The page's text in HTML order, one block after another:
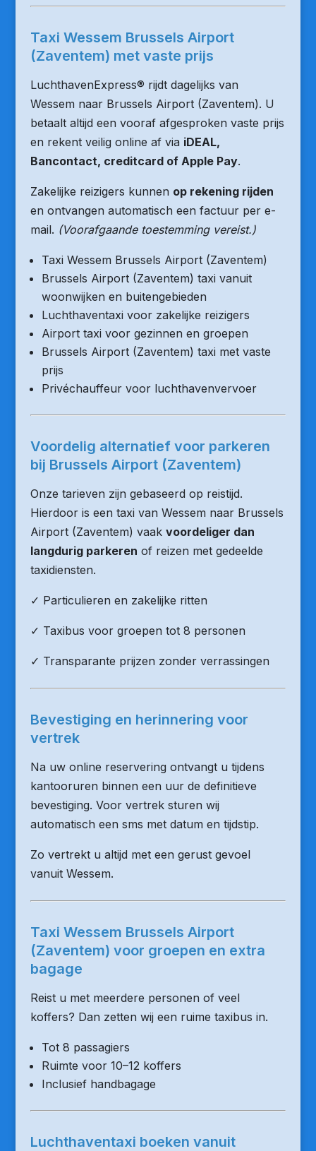
Taxi Wessem Brussels Airport
(Zaventem) met vaste prijs
LuchthavenExpress® rijdt dagelijks van
Wessem naar Brussels Airport (Zaventem). U
betaalt altijd een vooraf afgesproken vaste prijs
en rekent veilig online af via iDEAL,
Bancontact, creditcard of Apple Pay.
Zakelijke reizigers kunnen op rekening rijden
en ontvangen automatisch een factuur per e-
mail. (Voorafgaande toestemming vereist.)
Taxi Wessem Brussels Airport (Zaventem)
Brussels Airport (Zaventem) taxi vanuit
woonwijken en buitengebieden
Luchthaventaxi voor zakelijke reizigers
Airport taxi voor gezinnen en groepen
Brussels Airport (Zaventem) taxi met vaste
prijs
Privéchauffeur voor luchthavenvervoer
Voordelig alternatief voor parkeren
bij Brussels Airport (Zaventem)
Onze tarieven zijn gebaseerd op reistijd.
Hierdoor is een taxi van Wessem naar Brussels
Airport (Zaventem) vaak voordeliger dan
langdurig parkeren of reizen met gedeelde
taxidiensten.
✓ Particulieren en zakelijke ritten
✓ Taxibus voor groepen tot 8 personen
✓ Transparante prijzen zonder verrassingen
Bevestiging en herinnering voor
vertrek
Na uw online reservering ontvangt u tijdens
kantooruren binnen een uur de definitieve
bevestiging. Voor vertrek sturen wij
automatisch een sms met datum en tijdstip.
Zo vertrekt u altijd met een gerust gevoel
vanuit Wessem.
Taxi Wessem Brussels Airport
(Zaventem) voor groepen en extra
bagage
Reist u met meerdere personen of veel
koffers? Dan zetten wij een ruime taxibus in.
Tot 8 passagiers
Ruimte voor 10–12 koffers
Inclusief handbagage
Luchthaventaxi boeken vanuit